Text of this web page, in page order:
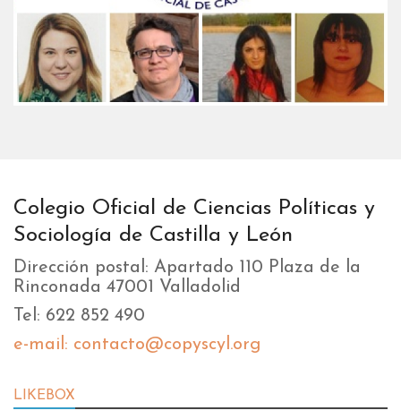
Colegio Oficial de Ciencias Políticas y
Sociología de Castilla y León
Dirección postal: Apartado 110 Plaza de la
Rinconada 47001 Valladolid
Tel: 622 852 490
e-mail: contacto@copyscyl.org
LIKEBOX